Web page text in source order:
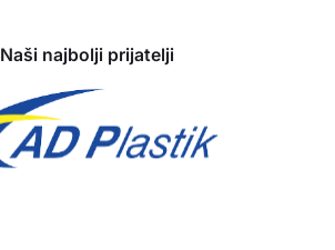
Naši najbolji prijatelji